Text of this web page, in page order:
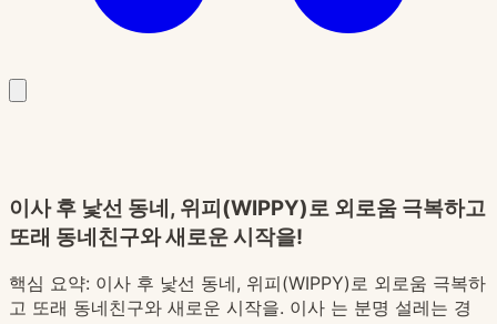
이사 후 낯선 동네, 위피(WIPPY)로 외로움 극복하고
또래 동네친구와 새로운 시작을!
핵심 요약: 이사 후 낯선 동네, 위피(WIPPY)로 외로움 극복하
고 또래 동네친구와 새로운 시작을. 이사 는 분명 설레는 경